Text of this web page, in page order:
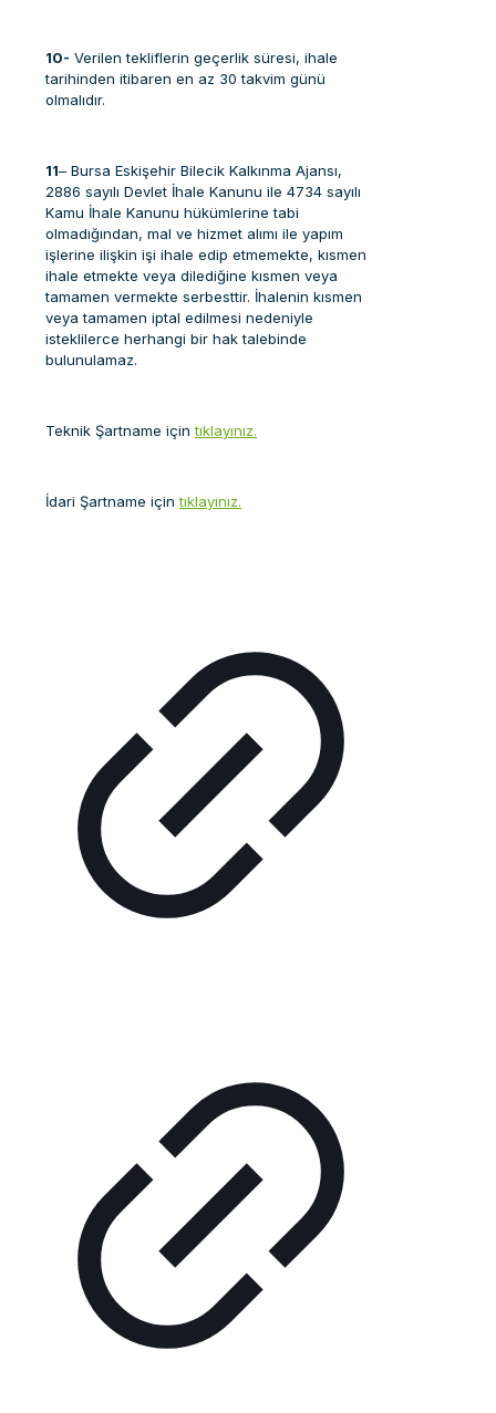
10- Verilen tekliflerin geçerlik süresi, ihale
tarihinden itibaren en az 30 takvim günü
olmalıdır.
11– Bursa Eskişehir Bilecik Kalkınma Ajansı,
2886 sayılı Devlet İhale Kanunu ile 4734 sayılı
Kamu İhale Kanunu hükümlerine tabi
olmadığından, mal ve hizmet alımı ile yapım
işlerine ilişkin işi ihale edip etmemekte, kısmen
ihale etmekte veya dilediğine kısmen veya
tamamen vermekte serbesttir. İhalenin kısmen
veya tamamen iptal edilmesi nedeniyle
isteklilerce herhangi bir hak talebinde
bulunulamaz.
Teknik Şartname içintıklayınız.
İdari Şartname içintıklayınız.